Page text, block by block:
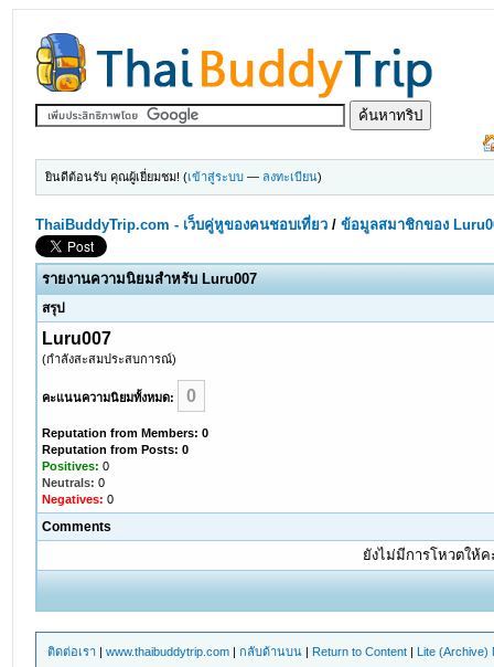
ยินดีต้อนรับ คุณผู้เยี่ยมชม! (เข้าสู่ระบบ — ลงทะเบียน)
ThaiBuddyTrip.com - เว็บคู่หูของคนชอบเที่ยว /ข้อมูลสมาชิกของ
รายงานความนิยมสำหรับ Luru007
สรุป
Luru007
(กำลังสะสมประสบการณ์)
คะแนนความนิยมทั้งหมด: 0
Reputation from Members: 0
Reputation from Posts: 0
Positives: 0
Neutrals: 0
Negatives: 0
Comments
ยังไม่มีการโหวตให้
ติดต่อเรา |www.thaibuddytrip.com |กลับด้านบน | Return to Content | Lite (Archive)